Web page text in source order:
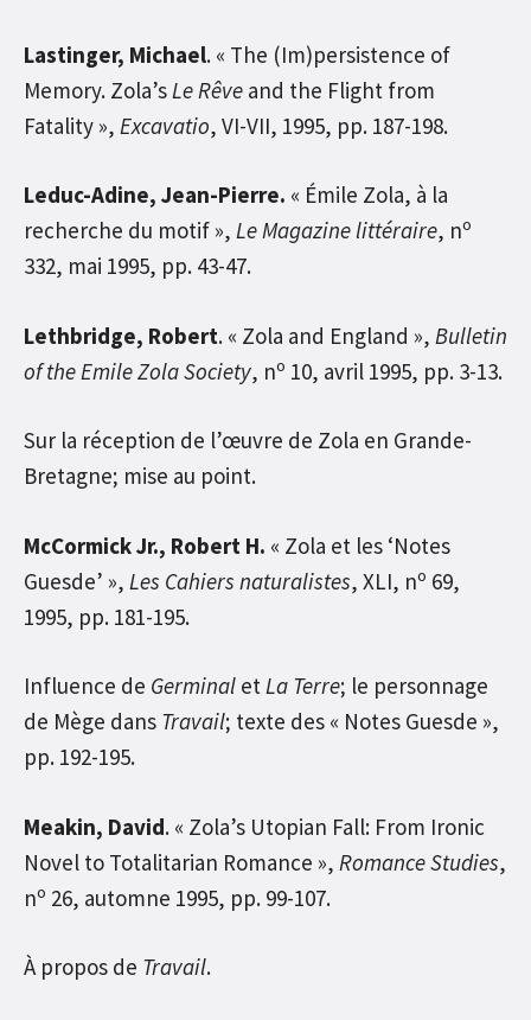
Lastinger, Michael. « The (Im)persistence of
Memory. Zola’s Le Rêve and the Flight from
Fatality », Excavatio, VI-VII, 1995, pp. 187-198.
Leduc-Adine, Jean-Pierre. « Émile Zola, à la
recherche du motif », Le Magazine littéraire, no
332, mai 1995, pp. 43-47.
Lethbridge, Robert. « Zola and England », Bulletin
of the Emile Zola Society, no 10, avril 1995, pp. 3-13.
Sur la réception de l’œuvre de Zola en Grande-
Bretagne; mise au point.
McCormick Jr., Robert H. « Zola et les ‘Notes
Guesde’ », Les Cahiers naturalistes, XLI, no 69,
1995, pp. 181-195.
Influence de Germinal etLa Terre; le personnage
de Mège dans Travail; texte des « Notes Guesde »,
pp. 192-195.
Meakin, David. « Zola’s Utopian Fall: From Ironic
Novel to Totalitarian Romance », Romance Studies,
no 26, automne 1995, pp. 99-107.
À propos de Travail.